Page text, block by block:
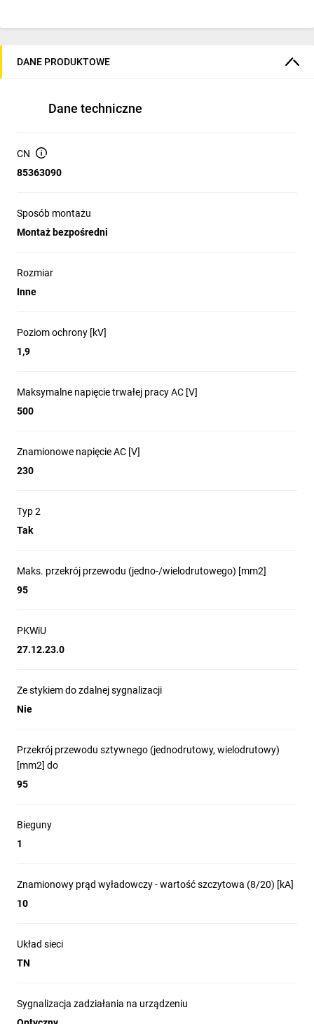
DANE PRODUKTOWE
Dane techniczne
CN
85363090
Sposób montażu
Montaż bezpośredni
Rozmiar
Inne
Poziom ochrony [kV]
1,9
Maksymalne napięcie trwałej pracy AC [V]
500
Znamionowe napięcie AC [V]
230
Typ 2
Tak
Maks. przekrój przewodu (jedno-/wielodrutowego) [mm2]
95
PKWiU
27.12.23.0
Ze stykiem do zdalnej sygnalizacji
Nie
Przekrój przewodu sztywnego (jednodrutowy, wielodrutowy)
[mm2] do
95
Bieguny
1
Znamionowy prąd wyładowczy - wartość szczytowa (8/20) [kA]
10
Układ sieci
TN
Sygnalizacja zadziałania na urządzeniu